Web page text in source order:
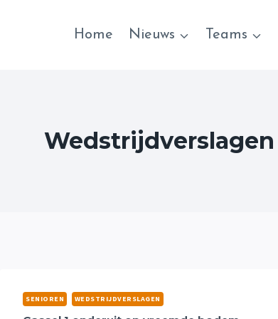
Home Nieuws Teams
Wedstrijdverslagen
SENIOREN WEDSTRIJDVERSLAGEN